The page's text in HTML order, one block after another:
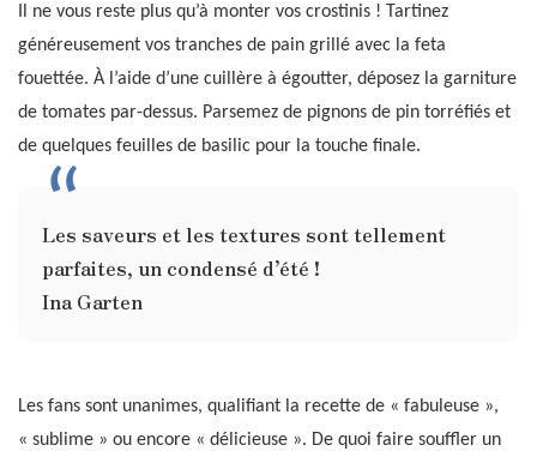
Il ne vous reste plus qu’à monter vos crostinis ! Tartinez
généreusement vos tranches de pain grillé avec la feta
fouettée. À l’aide d’une cuillère à égoutter, déposez la garniture
de tomates par-dessus. Parsemez de pignons de pin torréfiés et
de quelques feuilles de basilic pour la touche finale.
Les saveurs et les textures sont tellement
parfaites, un condensé d’été !
Ina Garten
Les fans sont unanimes, qualifiant la recette de « fabuleuse »,
« sublime » ou encore « délicieuse ». De quoi faire souffler un